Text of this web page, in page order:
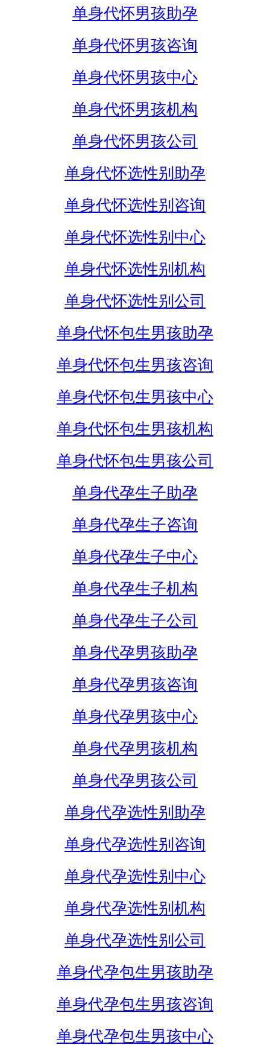
单身代怀男孩助孕
单身代怀男孩咨询
单身代怀男孩中心
单身代怀男孩机构
单身代怀男孩公司
单身代怀选性别助孕
单身代怀选性别咨询
单身代怀选性别中心
单身代怀选性别机构
单身代怀选性别公司
单身代怀包生男孩助孕
单身代怀包生男孩咨询
单身代怀包生男孩中心
单身代怀包生男孩机构
单身代怀包生男孩公司
单身代孕生子助孕
单身代孕生子咨询
单身代孕生子中心
单身代孕生子机构
单身代孕生子公司
单身代孕男孩助孕
单身代孕男孩咨询
单身代孕男孩中心
单身代孕男孩机构
单身代孕男孩公司
单身代孕选性别助孕
单身代孕选性别咨询
单身代孕选性别中心
单身代孕选性别机构
单身代孕选性别公司
单身代孕包生男孩助孕
单身代孕包生男孩咨询
单身代孕包生男孩中心